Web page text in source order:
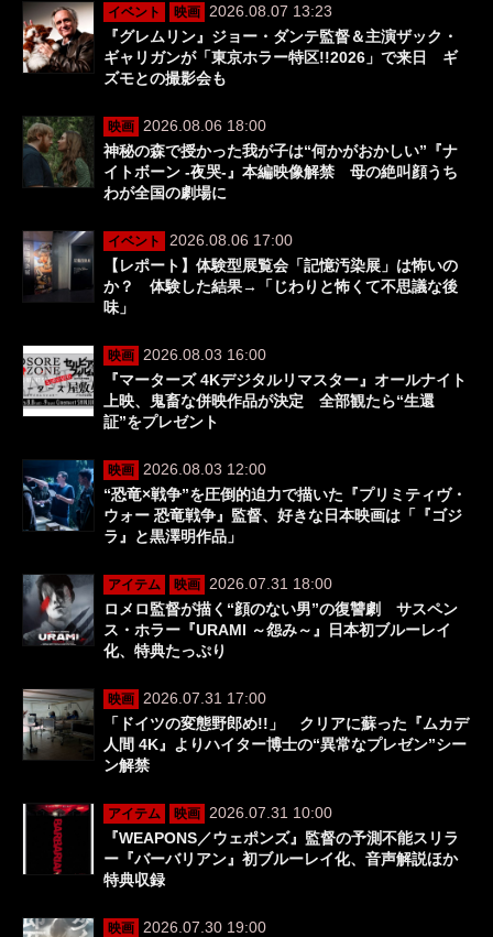
イベント 映画
2026.08.07 13:23
『グレムリン』ジョー・ダンテ監督＆主演ザック・
ギャリガンが「東京ホラー特区!!2026」で来日 ギ
ズモとの撮影会も
映画
2026.08.06 18:00
神秘の森で授かった我が子は“何かがおかしい”『ナ
イトボーン -夜哭-』本編映像解禁 母の絶叫顔うち
わが全国の劇場に
イベント
2026.08.06 17:00
【レポート】体験型展覧会「記憶汚染展」は怖いの
か？ 体験した結果→「じわりと怖くて不思議な後
味」
映画
2026.08.03 16:00
『マーターズ 4Kデジタルリマスター』オールナイト
上映、鬼畜な併映作品が決定 全部観たら“生還
証”をプレゼント
映画
2026.08.03 12:00
“恐竜×戦争”を圧倒的迫力で描いた『プリミティヴ・
ウォー 恐竜戦争』監督、好きな日本映画は「『ゴジ
ラ』と黒澤明作品」
アイテム 映画
2026.07.31 18:00
ロメロ監督が描く“顔のない男”の復讐劇 サスペン
ス・ホラー『URAMI ～怨み～』日本初ブルーレイ
化、特典たっぷり
映画
2026.07.31 17:00
「ドイツの変態野郎め!!」 クリアに蘇った『ムカデ
人間 4K』よりハイター博士の“異常なプレゼン”シー
ン解禁
アイテム 映画
2026.07.31 10:00
『WEAPONS／ウェポンズ』監督の予測不能スリラ
ー『バーバリアン』初ブルーレイ化、音声解説ほか
特典収録
映画
2026.07.30 19:00